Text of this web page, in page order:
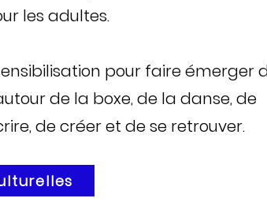
les adultes.
pour faire émerger
de la boxe, de la danse, de
de créer et de se retrouver.